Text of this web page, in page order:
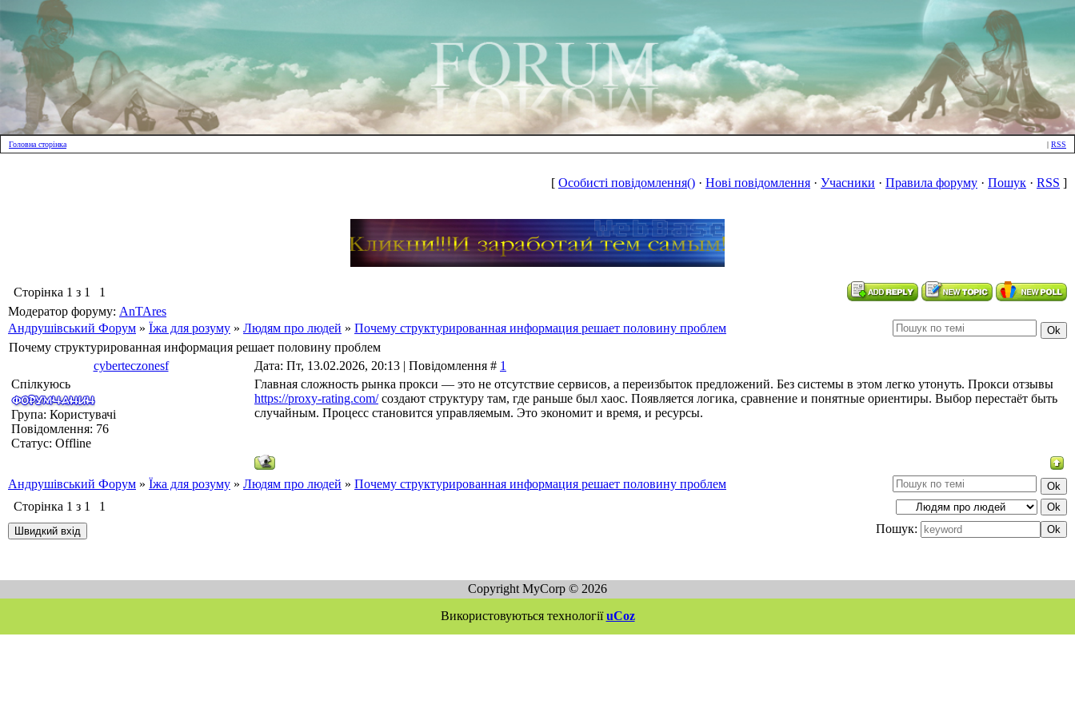
Головна сторінка | RSS
[ Особисті повідомлення() · Нові повідомлення · Учасники · Правила форуму · Пошук · RSS ]
Сторінка 1 з 1
1
Модератор форуму: AnTAres
Андрушівський Форум » Їжа для розуму » Людям про людей » Почему структурированная информация решает половину проблем
Почему структурированная информация решает половину проблем
cyberteczonesf
Дата: Пт, 13.02.2026, 20:13 | Повідомлення # 1
Спілкуюсь
Група: Користувачі
Повідомлення: 76
Статус: Offline
Главная сложность рынка прокси — это не отсутствие сервисов, а переизбыток предложений. Без системы в этом легко утонуть. Прокси отзывы
https://proxy-rating.com/создают структуру там, где раньше был хаос. Появляется логика, сравнение и понятные ориентиры. Выбор перестаёт быть
случайным. Процесс становится управляемым. Это экономит и время, и ресурсы.
Андрушівський Форум » Їжа для розуму » Людям про людей » Почему структурированная информация решает половину проблем
Сторінка 1 з 1
1
Пошук:
Copyright MyCorp © 2026
Використовуються технологіїuCoz